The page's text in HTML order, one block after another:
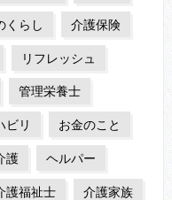
くらし 介護保険
リフレッシュ
管理栄養士
ビリ お金のこと
護 ヘルパー
護福祉士 介護家族